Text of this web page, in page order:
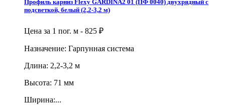
Профиль карниз Flexy GARDINA2 01 (ПФ 0040) двухрядный с
подсветкой, белый (2,2-3,2 м)
Цена за 1 пог. м - 825 ₽
Назначение: Гарпунная система
Длина: 2,2-3,2 м
Высота: 71 мм
Ширина:...